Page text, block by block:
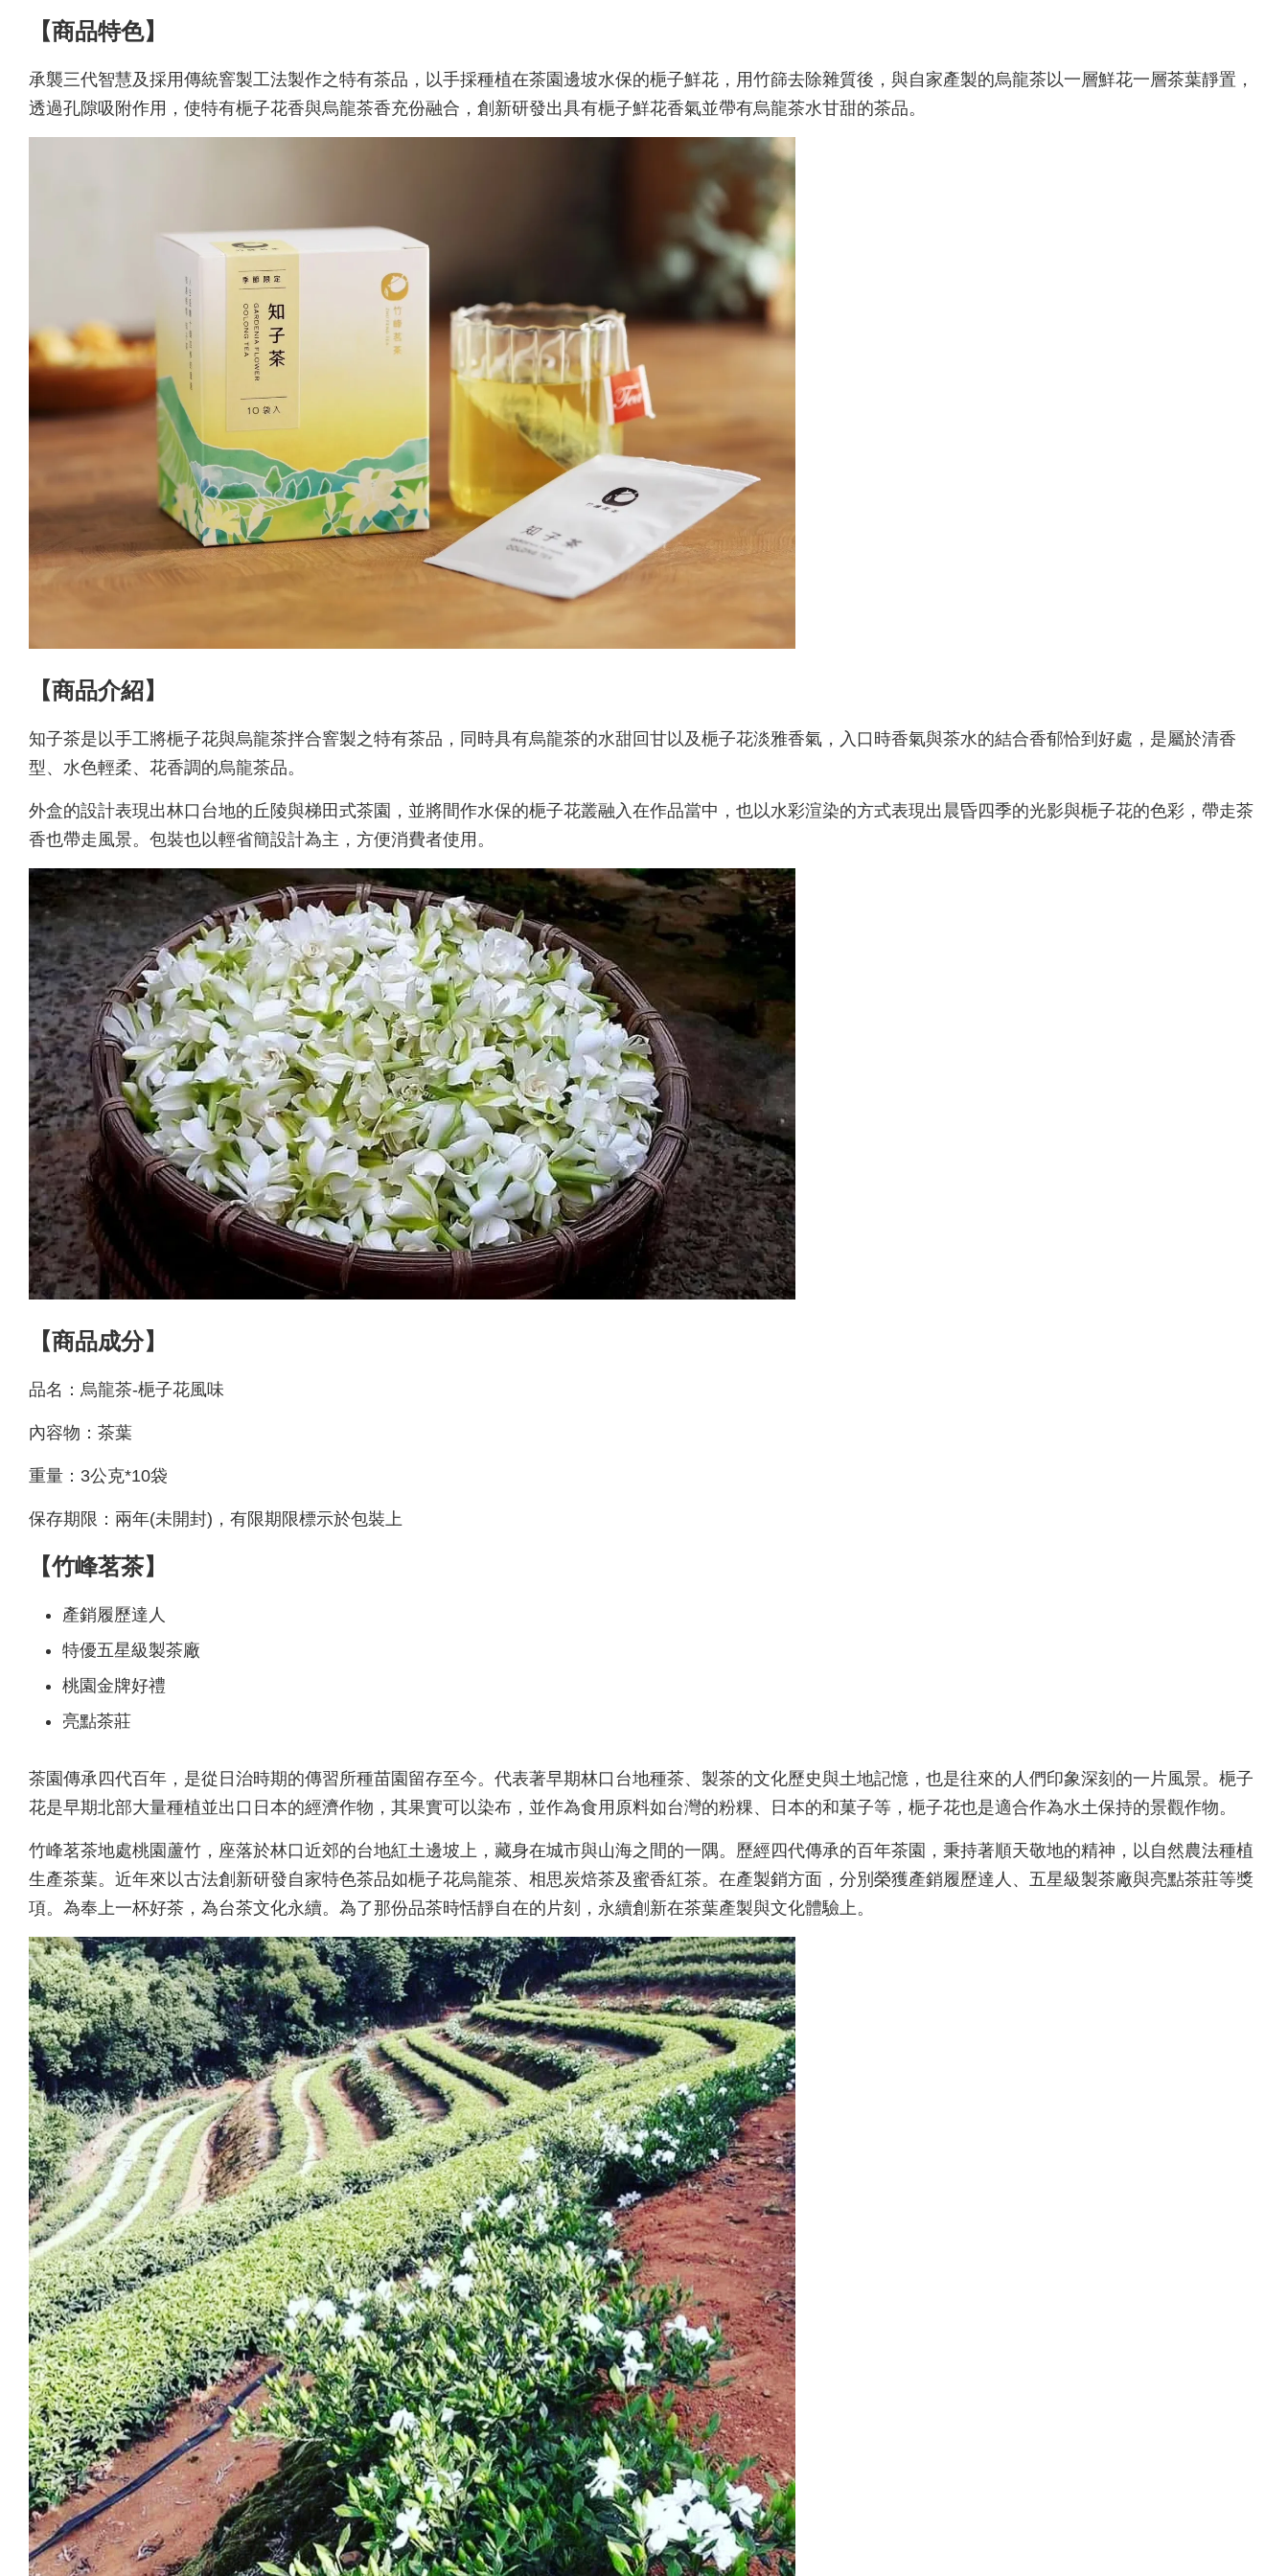
【商品特色】
承襲三代智慧及採用傳統窨製工法製作之特有茶品，以手採種植在茶園邊坡水保的梔子鮮花，用竹篩去除雜質後，與自家產製的烏龍茶以一層鮮花一層茶葉靜置，
透過孔隙吸附作用，使特有梔子花香與烏龍茶香充份融合，創新研發出具有梔子鮮花香氣並帶有烏龍茶水甘甜的茶品。
【商品介紹】
知子茶是以手工將梔子花與烏龍茶拌合窨製之特有茶品，同時具有烏龍茶的水甜回甘以及梔子花淡雅香氣，入口時香氣與茶水的結合香郁恰到好處，是屬於清香
型、水色輕柔、花香調的烏龍茶品。
外盒的設計表現出林口台地的丘陵與梯田式茶園，並將間作水保的梔子花叢融入在作品當中，也以水彩渲染的方式表現出晨昏四季的光影與梔子花的色彩，帶走茶
香也帶走風景。包裝也以輕省簡設計為主，方便消費者使用。
【商品成分】
品名：烏龍茶-梔子花風味
內容物：茶葉
重量：3公克*10袋
保存期限：兩年(未開封)，有限期限標示於包裝上
【竹峰茗茶】
產銷履歷達人
特優五星級製茶廠
桃園金牌好禮
亮點茶莊
茶園傳承四代百年，是從日治時期的傳習所種苗園留存至今。代表著早期林口台地種茶、製茶的文化歷史與土地記憶，也是往來的人們印象深刻的一片風景。梔子
花是早期北部大量種植並出口日本的經濟作物，其果實可以染布，並作為食用原料如台灣的粉粿、日本的和菓子等，梔子花也是適合作為水土保持的景觀作物。
竹峰茗茶地處桃園蘆竹，座落於林口近郊的台地紅土邊坡上，藏身在城市與山海之間的一隅。歷經四代傳承的百年茶園，秉持著順天敬地的精神，以自然農法種植
生產茶葉。近年來以古法創新研發自家特色茶品如梔子花烏龍茶、相思炭焙茶及蜜香紅茶。在產製銷方面，分別榮獲產銷履歷達人、五星級製茶廠與亮點茶莊等獎
項。為奉上一杯好茶，為台茶文化永續。為了那份品茶時恬靜自在的片刻，永續創新在茶葉產製與文化體驗上。